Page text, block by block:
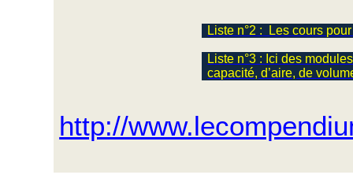
Liste n°2 : Les cours
Liste n°3 : Ici des modules
capacité, d’aire, de
http://